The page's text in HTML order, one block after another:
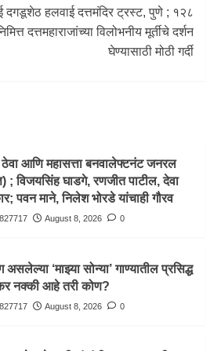
दगडूशेठ हलवाई दत्तमंदिर ट्रस्ट, पुणे ; १२८
दत्तमहाराजांच्या विलोभनीय मूर्तीचे दर्शन
घेण्यासाठी मोठी गर्दी
आणि महासत्ता बनवालेफ्टनंट जनरल
; विजयसिंह घाडगे, रणजीत पाटील, देवा
पवन माने, निलेश भोरडे यांचाही गौरव
August 8, 2026
0
‘माझ्या सोन्या’ गाण्यातील प्रसिद्ध
नक्की आहे तरी कोण?
August 8, 2026
0